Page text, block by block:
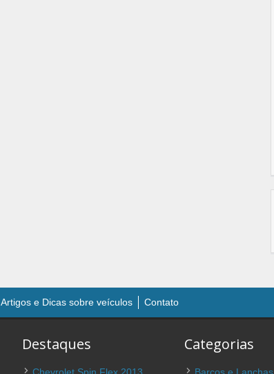
Artigos e Dicas sobre veículos Contato
Destaques Categorias